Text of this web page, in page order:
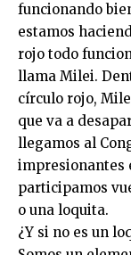
funcionando
estamos
rojo todo
llama Milei.
círculo rojo,
que va a
llegamos al
impresionantes
participamos
o una loquita.
¿Y si no es un